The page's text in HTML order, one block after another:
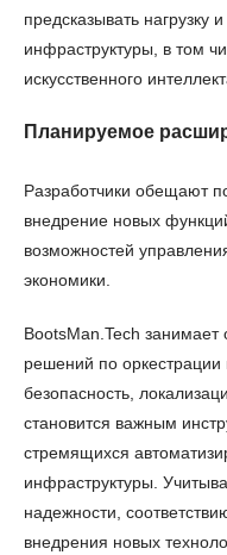
предсказывать нагрузку
инфраструктуры, в том
искусственного
Планируемое
Разработчики обещают
внедрение новых
возможностей
экономики.
BootsMan.Tech занимает
решений по оркестрации
безопасность,
становится важным
стремящихся
инфраструктуры.
надежности,
внедрения новых